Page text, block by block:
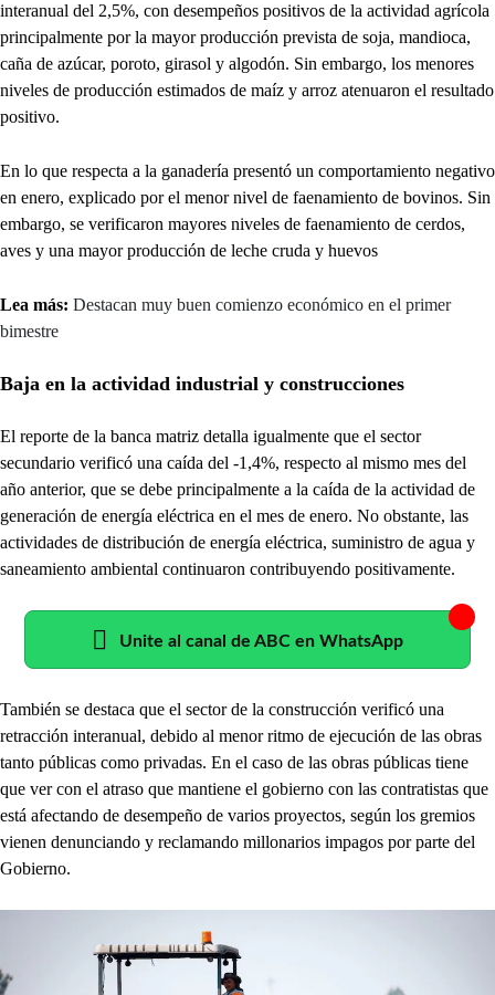
interanual del 2,5%, con desempeños positivos de la actividad agrícola
principalmente por la mayor producción prevista de soja, mandioca,
caña de azúcar, poroto, girasol y algodón. Sin embargo, los menores
niveles de producción estimados de maíz y arroz atenuaron el resultado
positivo.
En lo que respecta a la ganadería presentó un comportamiento negativo
en enero, explicado por el menor nivel de faenamiento de bovinos. Sin
embargo, se verificaron mayores niveles de faenamiento de cerdos,
aves y una mayor producción de leche cruda y huevos
Lea más: Destacan muy buen comienzo económico en el primer
bimestre
Baja en la actividad industrial y construcciones
El reporte de la banca matriz detalla igualmente que el sector
secundario verificó una caída del -1,4%, respecto al mismo mes del
año anterior, que se debe principalmente a la caída de la actividad de
generación de energía eléctrica en el mes de enero. No obstante, las
actividades de distribución de energía eléctrica, suministro de agua y
saneamiento ambiental continuaron contribuyendo positivamente.
Unite al canal de ABC en WhatsApp
También se destaca que el sector de la construcción verificó una
retracción interanual, debido al menor ritmo de ejecución de las obras
tanto públicas como privadas. En el caso de las obras públicas tiene
que ver con el atraso que mantiene el gobierno con las contratistas que
está afectando de desempeño de varios proyectos, según los gremios
vienen denunciando y reclamando millonarios impagos por parte del
Gobierno.